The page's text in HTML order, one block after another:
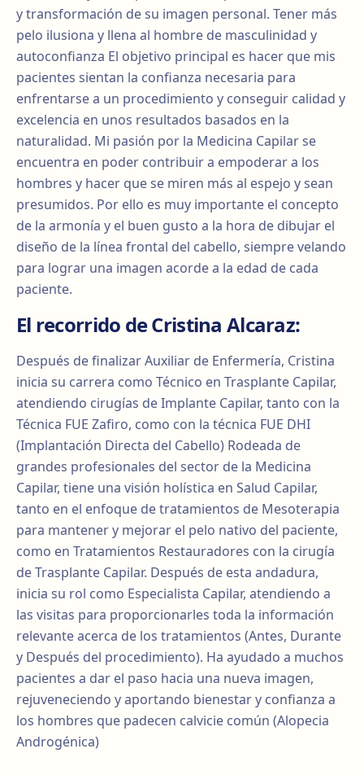
y transformación de su imagen personal. Tener más
pelo ilusiona y llena al hombre de masculinidad y
autoconfianza El objetivo principal es hacer que mis
pacientes sientan la confianza necesaria para
enfrentarse a un procedimiento y conseguir calidad y
excelencia en unos resultados basados en la
naturalidad. Mi pasión por la Medicina Capilar se
encuentra en poder contribuir a empoderar a los
hombres y hacer que se miren más al espejo y sean
presumidos. Por ello es muy importante el concepto
de la armonía y el buen gusto a la hora de dibujar el
diseño de la línea frontal del cabello, siempre velando
para lograr una imagen acorde a la edad de cada
paciente.
El recorrido de Cristina Alcaraz:
Después de finalizar Auxiliar de Enfermería, Cristina
inicia su carrera como Técnico en Trasplante Capilar,
atendiendo cirugías de Implante Capilar, tanto con la
Técnica FUE Zafiro, como con la técnica FUE DHI
(Implantación Directa del Cabello) Rodeada de
grandes profesionales del sector de la Medicina
Capilar, tiene una visión holística en Salud Capilar,
tanto en el enfoque de tratamientos de Mesoterapia
para mantener y mejorar el pelo nativo del paciente,
como en Tratamientos Restauradores con la cirugía
de Trasplante Capilar. Después de esta andadura,
inicia su rol como Especialista Capilar, atendiendo a
las visitas para proporcionarles toda la información
relevante acerca de los tratamientos (Antes, Durante
y Después del procedimiento). Ha ayudado a muchos
pacientes a dar el paso hacia una nueva imagen,
rejuveneciendo y aportando bienestar y confianza a
los hombres que padecen calvicie común (Alopecia
Androgénica)